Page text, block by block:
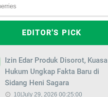
EDITOR'S PICK
Izin Edar Produk Disorot, Kuasa
Hukum Ungkap Fakta Baru di
Sidang Heni Sagara
10|July 29, 2026 00:25:00